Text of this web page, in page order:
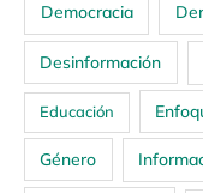
Democracia
Desinformación
Educación
Género